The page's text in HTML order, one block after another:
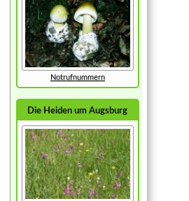
Notrufnummern
Die Heiden um Augsburg